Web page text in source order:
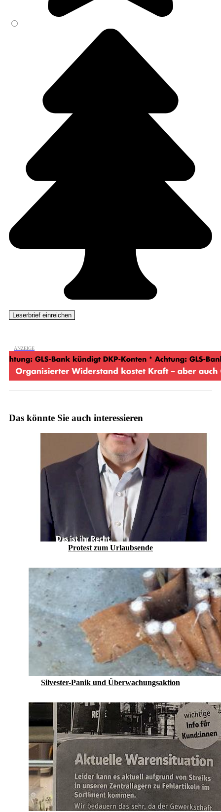
Das könnte Sie auch interessieren
Protest zum Urlaubs­ende
Silvester-Panik und Überwachungsaktion